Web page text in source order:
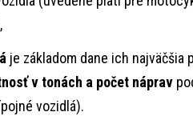
je základom dane ich najväčšia
v tonách a počet náprav
vozidlá).